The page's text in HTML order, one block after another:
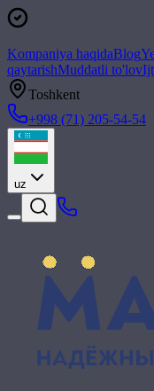
Kompaniya haqidaBlog
qaytarishMuddatli to'lov
Toshkent
+998 (71) 205-54-54
uz